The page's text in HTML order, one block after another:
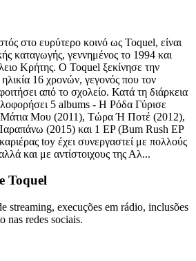
στο ευρύτερο κοινό ως Toquel, είναι
καταγωγής, γεννημένος το 1994 και
Κρήτης. Ο Toquel ξεκίνησε την
16 χρονών, γεγονός που τον
από το σχολείο. Κατά τη διάρκεια
5 albums - Η Ρόδα Γύρισε
Μάτια Μου (2011), Τώρα Ή Ποτέ (2012),
(2015) και 1 EP (Bum Rush EP
toy έχει συνεργαστεί με πολλούς
και με αντίστοιχους της Αλ...
Toquel
streaming, execuções em rádio, inclusões
nas redes sociais.